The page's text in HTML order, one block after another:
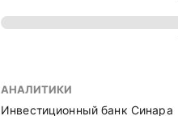
АНАЛИТИКИ
Инвестиционный банк Синара